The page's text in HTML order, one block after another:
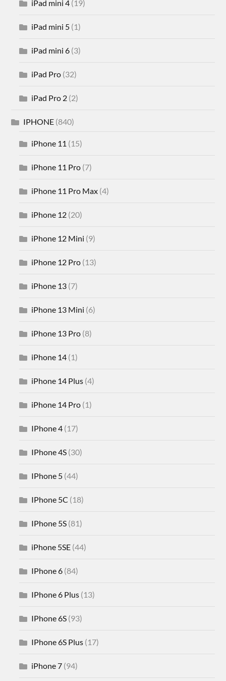
iPad mini 4 (19)
iPad mini 5 (1)
iPad mini 6 (3)
iPad Pro (32)
iPad Pro 2 (2)
IPHONE (840)
iPhone 11 (15)
iPhone 11 Pro (7)
iPhone 11 Pro Max (4)
iPhone 12 (20)
iPhone 12 Mini (9)
iPhone 12 Pro (13)
iPhone 13 (7)
iPhone 13 Mini (6)
iPhone 13 Pro (8)
iPhone 14 (1)
iPhone 14 Plus (4)
iPhone 14 Pro (1)
IPhone 4 (17)
IPhone 4S (30)
IPhone 5 (44)
IPhone 5C (18)
IPhone 5S (81)
iPhone 5SE (44)
IPhone 6 (84)
IPhone 6 Plus (13)
IPhone 6S (93)
IPhone 6S Plus (17)
iPhone 7 (94)